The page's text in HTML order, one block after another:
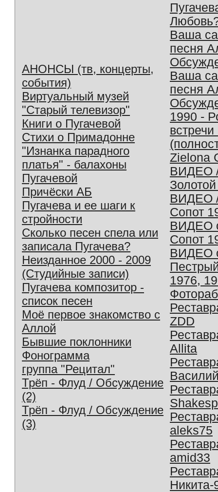
АНОНСЫ (тв, концерты,
события)
Виртуальный музей
"Старый телевизор"
Книги о Пугачевой
Стихи о Примадонне
"Изнанка парадного
платья" - балахоны
Пугачевой
Причёски АБ
Пугачева и ее шаги к
стройности
Сколько песен спела или
записала Пугачева?
Неизданное 2000 - 2009
(Студийные записи)
Пугачева композитор -
список песен
Моё первое знакомство с
Аллой
Бывшие поклонники
Фонограмма
группа "Рецитал"
Трёп - Флуд / Обсуждение
(2)
Трёп - Флуд / Обсуждение
(3)
Ваша
песня
Ваша
песня
1990 -
Zielona
ВИДЕО
ВИДЕО
Сопот
ВИДЕО
Сопот
ВИДЕО
1976,
ZDD
Allita
aleks75
amid33
Никита-